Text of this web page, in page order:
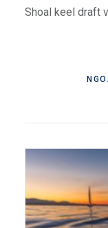
Shoal keel draft